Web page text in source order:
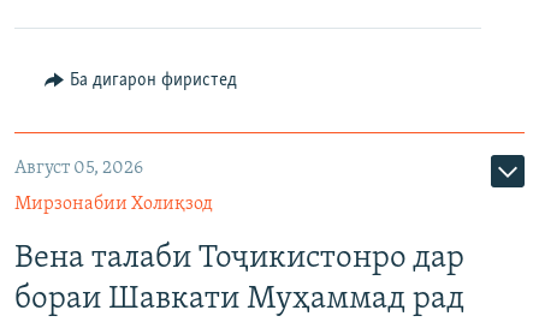
Ба дигарон фиристед
Август 05, 2026
Мирзонабии Холиқзод
Вена талаби Тоҷикистонро дар
бораи Шавкати Муҳаммад рад